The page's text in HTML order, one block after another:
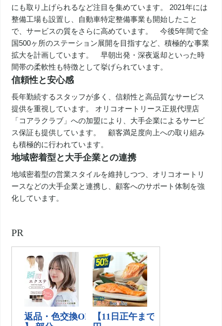
にも取り上げられるなど注目を集めています。 2021年には
整備工場も設置し、自動車特定整備事業も開始したこと
で、サービスの質をさらに高めています。 今後5年間で全
国500ヶ所のステーション展開を目指すなど、積極的な事業
拡大を計画しています。 早朝出発・深夜返却といった時
間帯の柔軟性も特徴として挙げられています。
信頼性と安心感
長年勤続するスタッフが多く、信頼性と高品質なサービス
提供を重視しています。 オリコオートリース正規代理店
「コアラクラブ」への加盟により、大手企業によるサービ
ス保証も提供しています。 顧客満足度向上への取り組み
も積極的に行われています。
地域密着型と大手企業との連携
地域密着型の営業スタイルを維持しつつ、オリコオートリ
ースなどの大手企業と連携し、顧客へのサポート体制を強
化しています。
PR